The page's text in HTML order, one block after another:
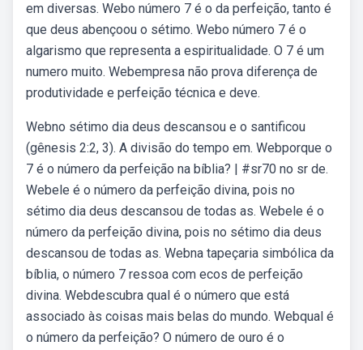
em diversas. Webo número 7 é o da perfeição, tanto é
que deus abençoou o sétimo. Webo número 7 é o
algarismo que representa a espiritualidade. O 7 é um
numero muito. Webempresa não prova diferença de
produtividade e perfeição técnica e deve.
Webno sétimo dia deus descansou e o santificou
(gênesis 2:2, 3). A divisão do tempo em. Webporque o
7 é o número da perfeição na bíblia? | #sr70 no sr de.
Webele é o número da perfeição divina, pois no
sétimo dia deus descansou de todas as. Webele é o
número da perfeição divina, pois no sétimo dia deus
descansou de todas as. Webna tapeçaria simbólica da
bíblia, o número 7 ressoa com ecos de perfeição
divina. Webdescubra qual é o número que está
associado às coisas mais belas do mundo. Webqual é
o número da perfeição? O número de ouro é o